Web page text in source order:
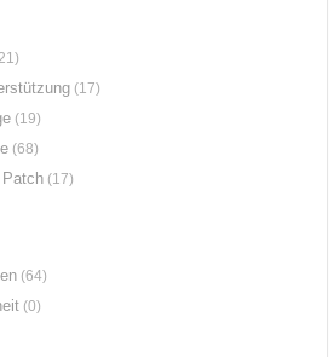
(17)
(19)
(68)
Patch (17)
(64)
(0)